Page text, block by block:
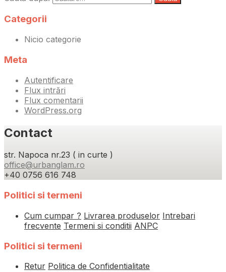
Categorii
Nicio categorie
Meta
Autentificare
Flux intrări
Flux comentarii
WordPress.org
Contact
str. Napoca nr.23 ( in curte )
office@urbanglam.ro
+40 0756 616 748
Politici si termeni
Cum cumpar ? Livrarea produselor Intrebari
frecvente Termeni si conditii ANPC
Politici si termeni
Retur Politica de Confidentialitate